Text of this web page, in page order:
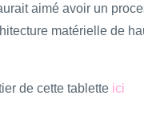
aimé avoir un
matérielle de
de cette tablette ici